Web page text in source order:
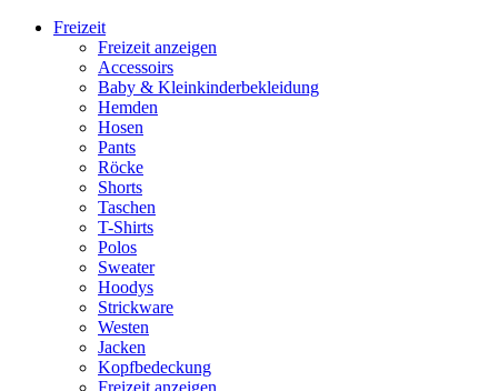
Freizeit
Freizeit anzeigen
Accessoirs
Baby & Kleinkinderbekleidung
Hemden
Hosen
Pants
Röcke
Shorts
Taschen
T-Shirts
Polos
Sweater
Hoodys
Strickware
Westen
Jacken
Kopfbedeckung
Freizeit anzeigen